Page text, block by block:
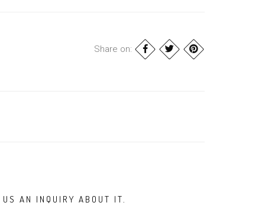
Share on:
AN INQUIRY ABOUT IT.